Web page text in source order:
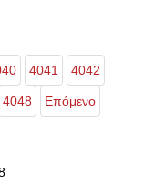
4041 4042
4048 Επόμενο